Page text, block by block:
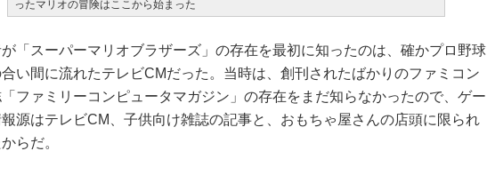
ったマリオの冒険はここから始まった
「スーパーマリオブラザーズ」の存在を最初に知ったのは、確かプロ野球
い間に流れたテレビCMだった。当時は、創刊されたばかりのファミコン
ファミリーコンピュータマガジン」の存在をまだ知らなかったので、ゲー
報源はテレビCM、子供向け雑誌の記事と、おもちゃ屋さんの店頭に限られ
らだ。